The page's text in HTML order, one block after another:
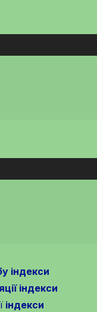
індекси
індекси
індекси